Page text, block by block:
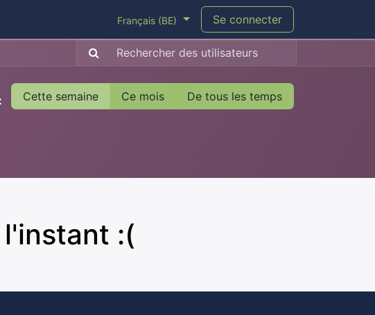
Français (BE) Se connecter
Cette semaine Ce mois De tous les temps
:(